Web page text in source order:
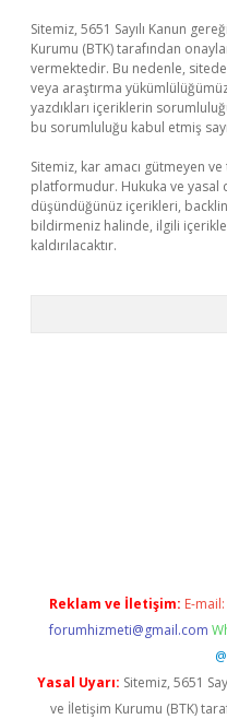
Sitemiz, 5651 Sayılı Kanun
Kurumu (BTK) tarafından
vermektedir. Bu nedenle,
veya araştırma
yazdıkları içeriklerin
bu sorumluluğu kabul etmiş
Sitemiz, kar amacı gütmeyen
platformudur. Hukuka ve yasal
düşündüğünüz içerikleri,
bildirmeniz halinde, ilgili
kaldırılacaktır.
Reklam ve İletişim: E-mail:
forumhizmeti@gmail.com
Yasal Uyarı: Sitemiz, 5651
ve İletişim Kurumu (BTK)